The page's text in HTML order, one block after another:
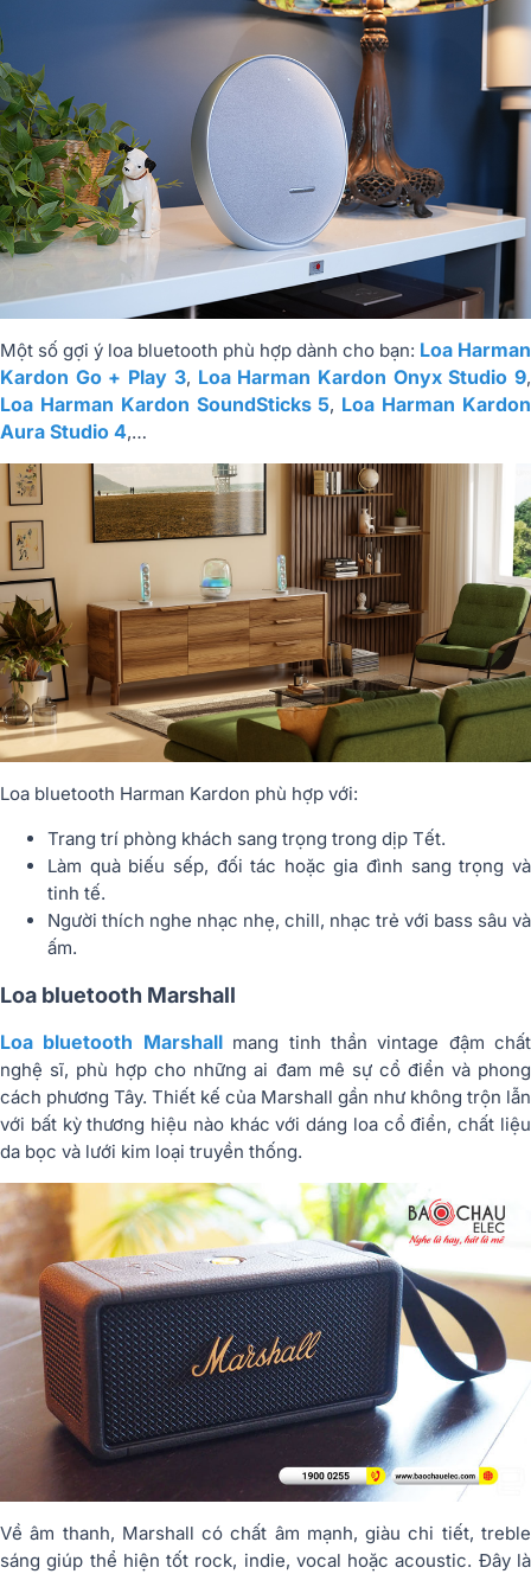
Một số gợi ý loa bluetooth phù hợp dành cho bạn: Loa Harman
Kardon Go + Play 3, Loa Harman Kardon Onyx Studio 9,
Loa Harman Kardon SoundSticks 5, Loa Harman Kardon
Aura Studio 4,…
Loa bluetooth Harman Kardon phù hợp với:
Trang trí phòng khách sang trọng trong dịp Tết.
Làm quà biếu sếp, đối tác hoặc gia đình sang trọng và
tinh tế.
Người thích nghe nhạc nhẹ, chill, nhạc trẻ với bass sâu và
ấm.
Loa bluetooth Marshall
Loa bluetooth Marshallmang tinh thần vintage đậm chất
nghệ sĩ, phù hợp cho những ai đam mê sự cổ điển và phong
cách phương Tây. Thiết kế của Marshall gần như không trộn lẫn
với bất kỳ thương hiệu nào khác với dáng loa cổ điển, chất liệu
da bọc và lưới kim loại truyền thống.
Về âm thanh, Marshall có chất âm mạnh, giàu chi tiết, treble
sáng giúp thể hiện tốt rock, indie, vocal hoặc acoustic. Đây là